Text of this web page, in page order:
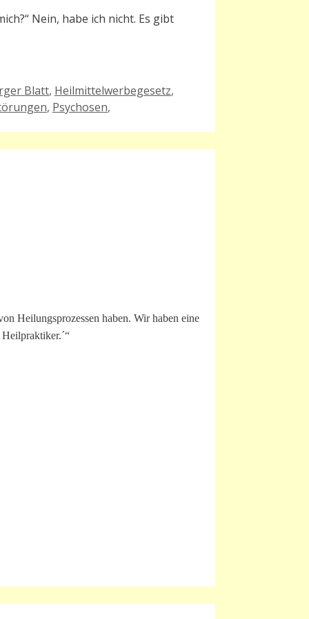
Nein, habe ich nicht. Es gibt
Blatt, Heilmittelwerbegesetz,
, Psychosen,
Heilungsprozessen haben. Wir haben eine